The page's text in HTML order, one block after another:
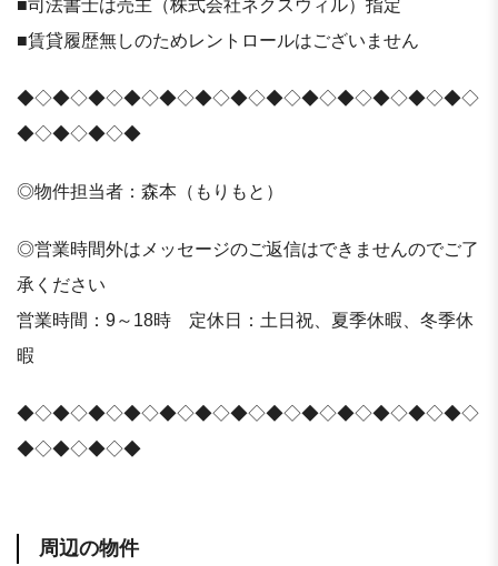
■司法書士は売主（株式会社ネクスウィル）指定
■賃貸履歴無しのためレントロールはございません
◆◇◆◇◆◇◆◇◆◇◆◇◆◇◆◇◆◇◆◇◆◇◆◇◆◇
◆◇◆◇◆◇◆
◎物件担当者：森本（もりもと）
◎営業時間外はメッセージのご返信はできませんのでご了
承ください
営業時間：9～18時 定休日：土日祝、夏季休暇、冬季休
暇
◆◇◆◇◆◇◆◇◆◇◆◇◆◇◆◇◆◇◆◇◆◇◆◇◆◇
◆◇◆◇◆◇◆
周辺の物件